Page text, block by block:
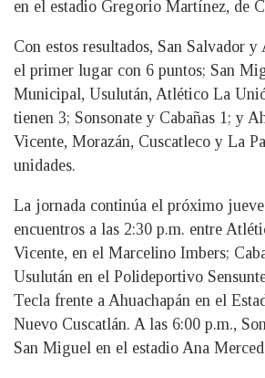
en el estadio Gregorio Martínez, de
Con estos resultados, San Salvador y
el primer lugar con 6 puntos; San
Municipal, Usulután, Atlético La
tienen 3; Sonsonate y Cabañas 1; y
Vicente, Morazán, Cuscatleco y La
unidades.
La jornada continúa el próximo
encuentros a las 2:30 p.m. entre
Vicente, en el Marcelino Imbers;
Usulután en el Polideportivo
Tecla frente a Ahuachapán en el
Nuevo Cuscatlán. A las 6:00 p.m.,
San Miguel en el estadio Ana